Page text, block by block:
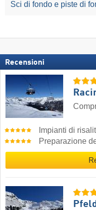
Sci di fondo e piste di
Recensioni
Impianti di
Preparazione